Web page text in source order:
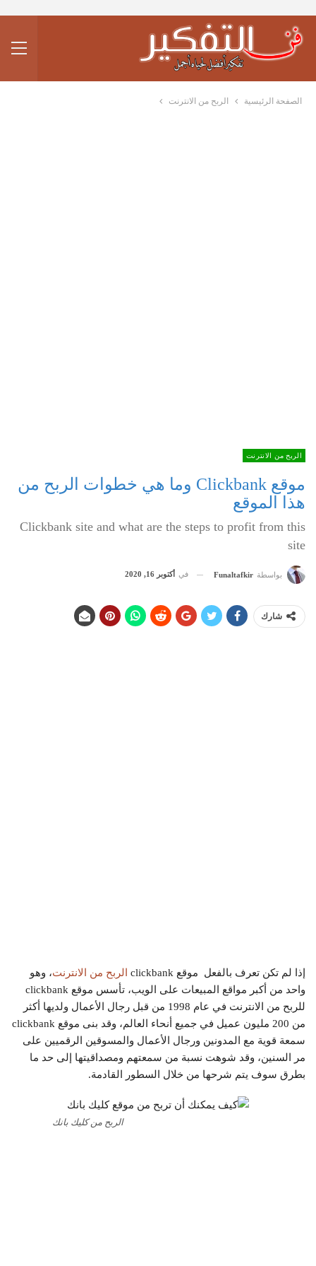
الصفحة الرئيسية الربح من الانترنت
الربح من الانترنت
موقع Clickbank وما هي خطوات الربح من
هذا الموقع
Clickbank site and what are the steps to profit from this
site
بواسطة Funaltafkir في أكتوبر 16, 2020
شارك
إذا لم تكن تعرف بالفعل موقع clickbank الربح من الانترنت، وهو
واحد من أكبر مواقع المبيعات على الويب، تأسس موقع clickbank
للربح من الانترنت في عام 1998 من قبل رجال الأعمال ولديها أكثر
من 200 مليون عميل في جميع أنحاء العالم، وقد بنى موقع clickbank
سمعة قوية مع المدونين ورجال الأعمال والمسوقين الرقميين على
مر السنين، وقد شوهت نسبة من سمعتهم ومصداقيتها إلى حد ما
بطرق سوف يتم شرحها من خلال السطور القادمة.
الربح من كليك بانك